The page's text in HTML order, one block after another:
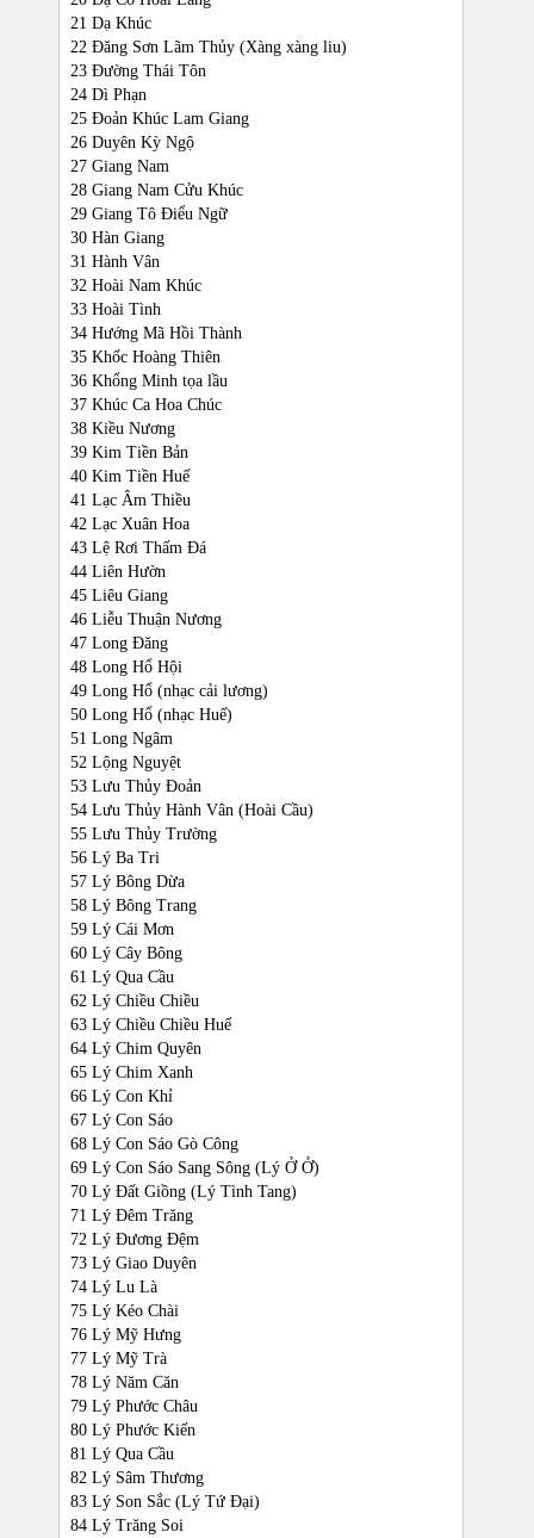
21 Dạ Khúc
22 Đăng Sơn Lãm Thủy (Xàng xàng liu)
23 Đường Thái Tôn
24 Dì Phạn
25 Đoản Khúc Lam Giang
26 Duyên Kỳ Ngộ
27 Giang Nam
28 Giang Nam Cửu Khúc
29 Giang Tô Điểu Ngữ
30 Hàn Giang
31 Hành Vân
32 Hoài Nam Khúc
33 Hoài Tình
34 Hướng Mã Hồi Thành
35 Khốc Hoàng Thiên
36 Khổng Minh tọa lầu
37 Khúc Ca Hoa Chúc
38 Kiều Nương
39 Kim Tiền Bản
40 Kim Tiền Huế
41 Lạc Âm Thiều
42 Lạc Xuân Hoa
43 Lệ Rơi Thấm Đá
44 Liên Hườn
45 Liêu Giang
46 Liễu Thuận Nương
47 Long Đăng
48 Long Hổ Hội
49 Long Hổ (nhạc cải lương)
50 Long Hổ (nhạc Huế)
51 Long Ngâm
52 Lộng Nguyệt
53 Lưu Thủy Đoản
54 Lưu Thủy Hành Vân (Hoài Cầu)
55 Lưu Thủy Trường
56 Lý Ba Tri
57 Lý Bông Dừa
58 Lý Bông Trang
59 Lý Cái Mơn
60 Lý Cây Bông
61 Lý Qua Cầu
62 Lý Chiều Chiều
63 Lý Chiều Chiều Huế
64 Lý Chim Quyên
65 Lý Chim Xanh
66 Lý Con Khỉ
67 Lý Con Sáo
68 Lý Con Sáo Gò Công
69 Lý Con Sáo Sang Sông (Lý Ở Ở)
70 Lý Đất Giồng (Lý Tình Tang)
71 Lý Đêm Trăng
72 Lý Đương Đệm
73 Lý Giao Duyên
74 Lý Lu Là
75 Lý Kéo Chài
76 Lý Mỹ Hưng
77 Lý Mỹ Trà
78 Lý Năm Căn
79 Lý Phước Châu
80 Lý Phước Kiến
81 Lý Qua Cầu
82 Lý Sâm Thương
83 Lý Son Sắc (Lý Tứ Đại)
84 Lý Trăng Soi